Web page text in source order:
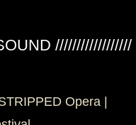
//////////////////
Opera |